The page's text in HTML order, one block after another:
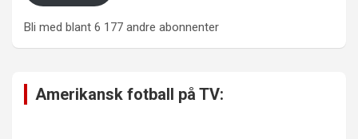
Bli med blant 6 177 andre abonnenter
Amerikansk fotball på TV: